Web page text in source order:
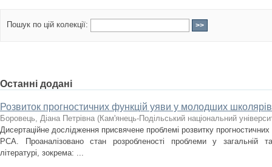
Пошук по цій колекції:
Останні додані
Розвиток прогностичних функцій уяви у молодших
Боровець, Діана Петрівна (Кам'янець-Подільський національний
Дисертаційне дослідження присвячене проблемі розвитку
РСА. Проаналізовано стан розробленості проблеми у загальній та
літературі, зокрема: ...